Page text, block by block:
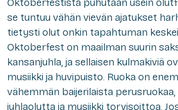
se tuntuu vähän vievän ajatukset
tietysti olut onkin tapahtuman
Oktoberfest on maailman suurin
kansanjuhla, ja sellaisen kulmakiviä
musiikki ja huvipuisto. Ruoka on
vähemmän baijerilaista
juhlaolutta ja musiikki torvisoittoa.